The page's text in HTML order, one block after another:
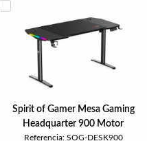
Spirit of Gamer Mesa Gaming
Headquarter 900 Motor
Referencia: SOG-DESK900